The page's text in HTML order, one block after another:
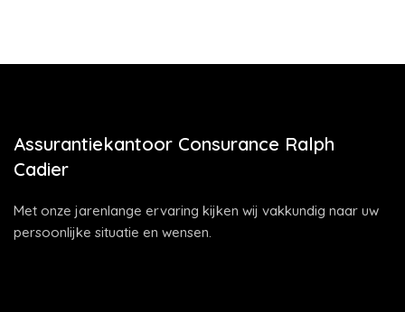
Assurantiekantoor Consurance Ralph
Cadier
Met onze jarenlange ervaring kijken wij vakkundig naar uw
persoonlijke situatie en wensen.